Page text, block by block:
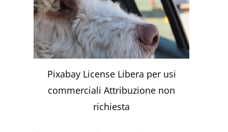
Pixabay License Libera per usi
commerciali Attribuzione non
richiesta